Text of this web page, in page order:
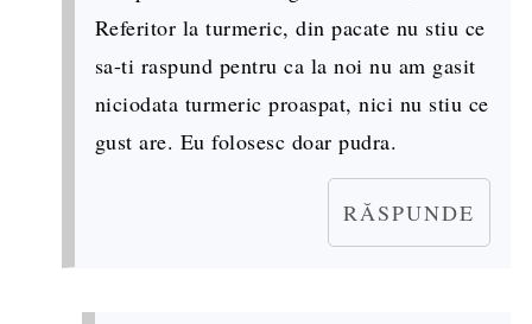
Referitor la turmeric, din pacate nu stiu ce
sa-ti raspund pentru ca la noi nu am gasit
niciodata turmeric proaspat, nici nu stiu ce
gust are. Eu folosesc doar pudra.
RĂSPUNDE